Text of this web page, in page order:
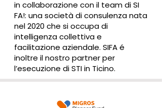
in collaborazione con il team di SI
FA!: una società di consulenza nata
nel 2020 che si occupa di
intelligenza collettiva e
facilitazione aziendale. SIFA é
inoltre il nostro partner per
l’esecuzione di STI in Ticino.